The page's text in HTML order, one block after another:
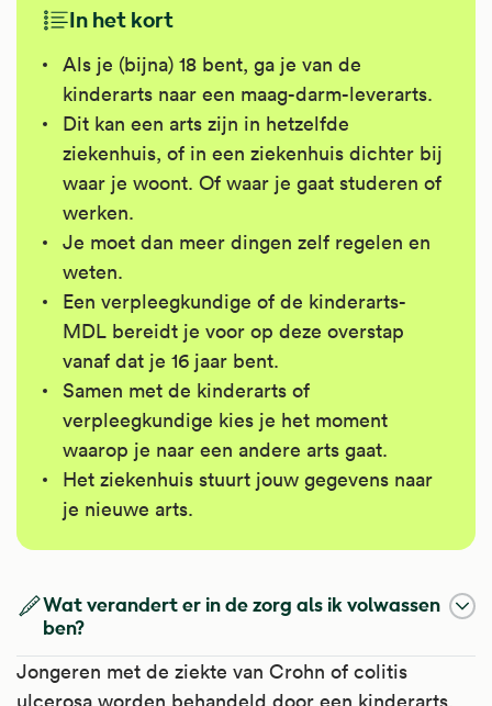
In het kort
Als je (bijna) 18 bent, ga je van de
kinderarts naar een maag-darm-leverarts.
Dit kan een arts zijn in hetzelfde
ziekenhuis, of in een ziekenhuis dichter bij
waar je woont. Of waar je gaat studeren of
werken.
Je moet dan meer dingen zelf regelen en
weten.
Een verpleegkundige of de kinderarts-
MDL bereidt je voor op deze overstap
vanaf dat je 16 jaar bent.
Samen met de kinderarts of
verpleegkundige kies je het moment
waarop je naar een andere arts gaat.
Het ziekenhuis stuurt jouw gegevens naar
je nieuwe arts.
Wat verandert er in de zorg als ik volwassen
ben?
Jongeren met de ziekte van Crohn of colitis